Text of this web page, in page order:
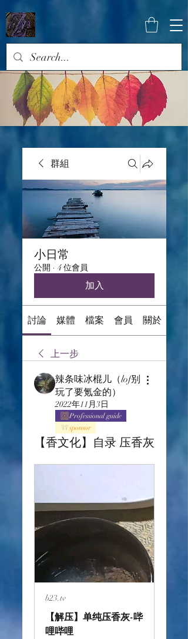
群組
小日常
公開 · 4 位會員
加入
討論 媒體 檔案 會員 關於
上一步
辣条味冰棍儿（lof别
玩了要氪金的）
2022年11月3日
Professional guide
sponsor
【香文化】自录 压香灰
b23.tv
【解压】单纯压香灰-哔
哩哔哩